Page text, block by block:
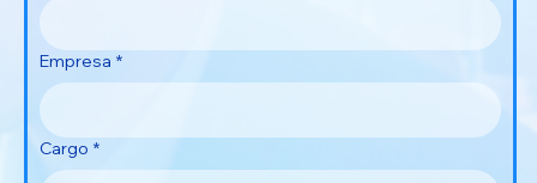
Empresa *
Cargo *